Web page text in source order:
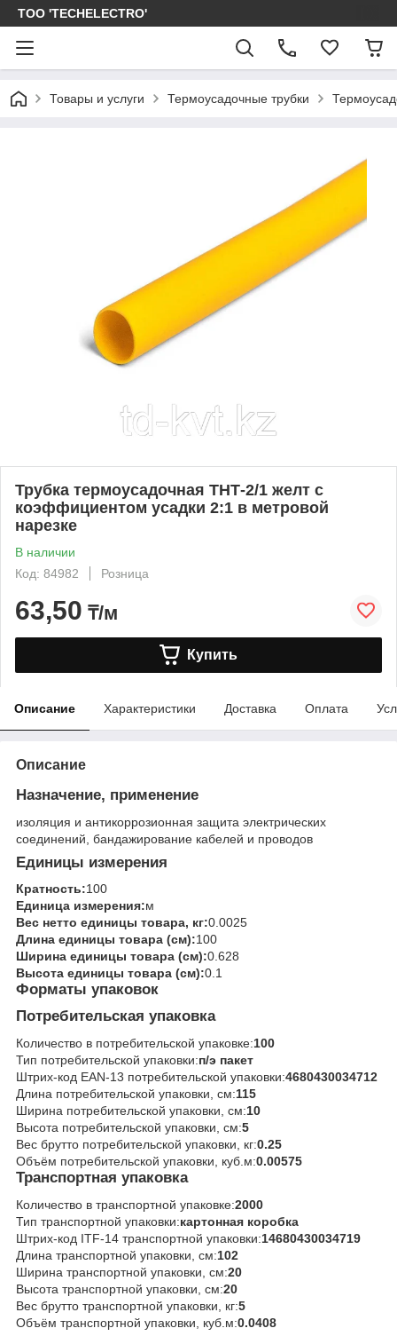
ТОО 'TECHELECTRO'
Товары и услуги Термоусадочные трубки
Трубка термоусадочная ТНТ-2/1 желт с
коэффициентом усадки 2:1 в метровой
нарезке
В наличии
Код: 84982
Розница
63,50 ₸/м
Купить
Описание Характеристики Доставка Оплата
Описание
Назначение, применение
изоляция и антикоррозионная защита электрических
соединений, бандажирование кабелей и проводов
Единицы измерения
Кратность:100
Единица измерения:м
Вес нетто единицы товара, кг:0.0025
Длина единицы товара (см):100
Ширина единицы товара (см):0.628
Высота единицы товара (см):0.1
Форматы упаковок
Потребительская упаковка
Количество в потребительской упаковке:100
Тип потребительской упаковки:п/э пакет
Штрих-код EAN-13 потребительской упаковки:4680430034712
Длина потребительской упаковки, см:115
Ширина потребительской упаковки, см:10
Высота потребительской упаковки, см:5
Вес брутто потребительской упаковки, кг:0.25
Объём потребительской упаковки, куб.м:0.00575
Транспортная упаковка
Количество в транспортной упаковке:2000
Тип транспортной упаковки:картонная коробка
Штрих-код ITF-14 транспортной упаковки:14680430034719
Длина транспортной упаковки, см:102
Ширина транспортной упаковки, см:20
Высота транспортной упаковки, см:20
Вес брутто транспортной упаковки, кг:5
Объём транспортной упаковки, куб.м:0.0408